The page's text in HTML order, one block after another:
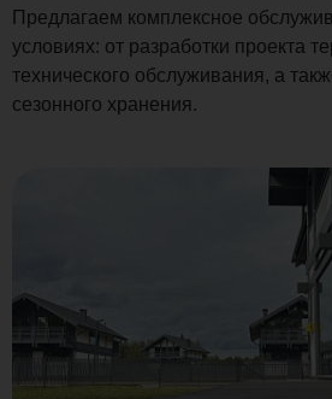
Предлагаем комплексное
условиях: от разработки проекта
технического обслуживания, а
сезонного хранения.